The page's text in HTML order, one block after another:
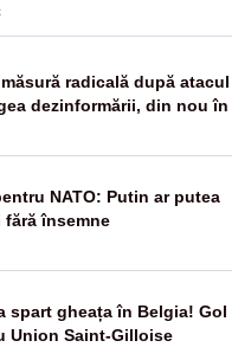
radicală după atacul
dezinformării, din nou în
NATO: Putin ar putea
însemne
spart gheața în Belgia! Gol
Union Saint-Gilloise